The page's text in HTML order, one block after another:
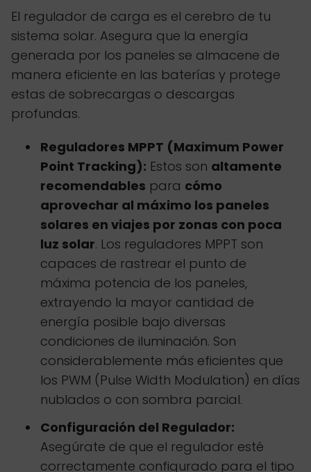
El regulador de carga es el cerebro de tu
sistema solar. Asegura que la energía
generada por los paneles se almacene de
manera eficiente en las baterías y protege
estas de sobrecargas o descargas
profundas.
Reguladores MPPT (Maximum Power
Point Tracking): Estos son altamente
recomendables para cómo
aprovechar al máximo los paneles
solares en viajes por zonas con poca
luz solar. Los reguladores MPPT son
capaces de rastrear el punto de
máxima potencia de los paneles,
extrayendo la mayor cantidad de
energía posible bajo diversas
condiciones de iluminación. Son
considerablemente más eficientes que
los PWM (Pulse Width Modulation) en días
nublados o con sombra parcial.
Configuración del Regulador:
Asegúrate de que el regulador esté
correctamente configurado para el tipo